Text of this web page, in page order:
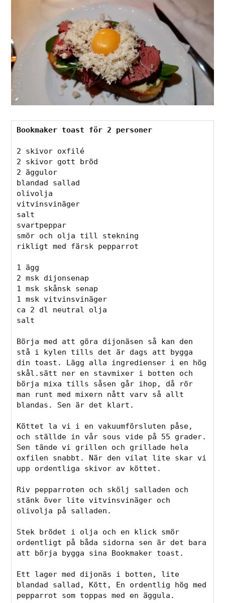
Bookmaker toast för 2 personer
2 skivor oxfilé
2 skivor gott bröd
2 äggulor
blandad sallad
olivolja
vitvinsvinäger
salt
svartpeppar
smör och olja till stekning
rikligt med färsk pepparrot
1 ägg
2 msk dijonsenap
1 msk skånsk senap
1 msk vitvinsvinäger
ca 2 dl neutral olja
salt
Börja med att göra dijonäsen så kan den
stå i kylen tills det är dags att bygga
din toast. Lägg alla ingredienser i en hög
skål.sätt ner en stavmixer i botten och
börja mixa tills såsen går ihop, då rör
man runt med mixern nått varv så allt
blandas. Sen är det klart.
Köttet la vi i en vakuumförsluten påse,
och ställde in vår sous vide på 55 grader.
Sen tände vi grillen och grillade hela
oxfilen snabbt. När den vilat lite skar vi
upp ordentliga skivor av köttet.
Riv pepparroten och skölj salladen och
stänk över lite vitvinsvinäger och
olivolja på salladen.
Stek brödet i olja och en klick smör
ordentligt på båda sidorna sen är det bara
att börja bygga sina Bookmaker toast.
Ett lager med dijonäs i botten, lite
blandad sallad, Kött, En ordentlig hög med
pepparrot som toppas med en äggula.